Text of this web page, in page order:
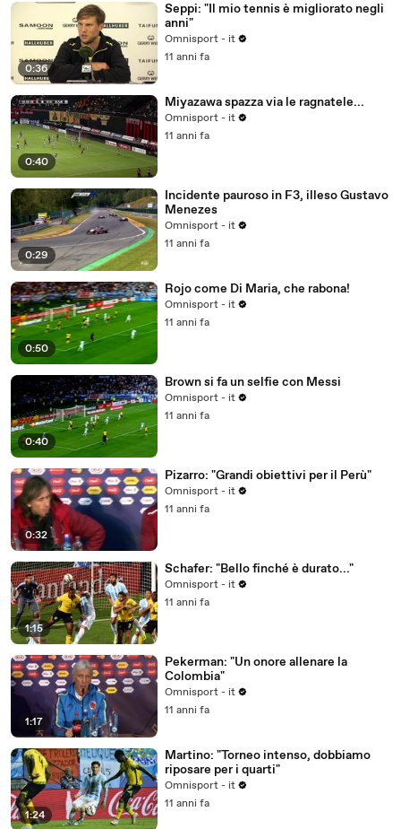
0:36
Seppi: "Il mio tennis è migliorato negli
anni"
Omnisport - it
11 anni fa
0:40
Miyazawa spazza via le ragnatele...
Omnisport - it
11 anni fa
0:29
Incidente pauroso in F3, illeso Gustavo
Menezes
Omnisport - it
11 anni fa
0:50
Rojo come Di Maria, che rabona!
Omnisport - it
11 anni fa
0:40
Brown si fa un selfie con Messi
Omnisport - it
11 anni fa
0:32
Pizarro: "Grandi obiettivi per il Perù"
Omnisport - it
11 anni fa
1:15
Schafer: "Bello finché è durato..."
Omnisport - it
11 anni fa
1:17
Pekerman: "Un onore allenare la
Colombia"
Omnisport - it
11 anni fa
1:24
Martino: "Torneo intenso, dobbiamo
riposare per i quarti"
Omnisport - it
11 anni fa